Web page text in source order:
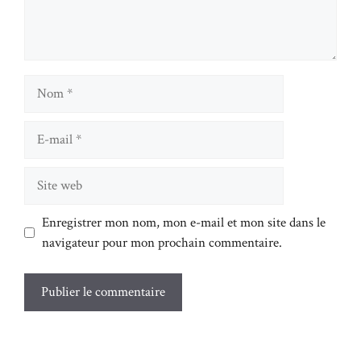
mail
web
Enregistrer mon nom, mon e-mail et mon site dans le
navigateur pour mon prochain commentaire.